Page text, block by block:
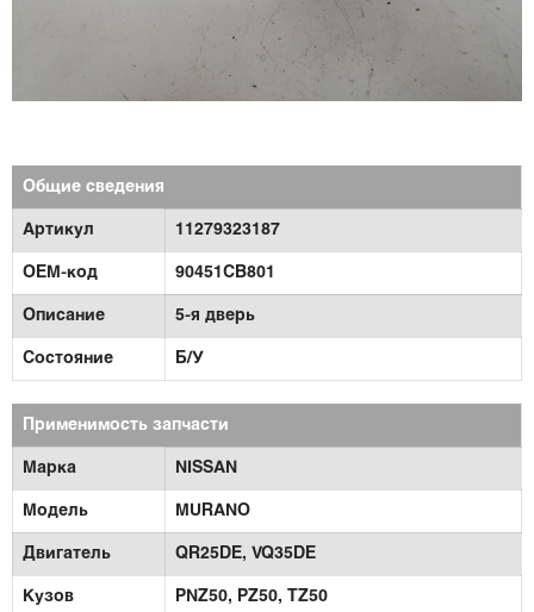
Общие сведения
Артикул 11279323187
OEM-код 90451CB801
Описание 5-я дверь
Состояние Б/У
Применимость запчасти
Марка NISSAN
Модель MURANO
Двигатель QR25DE, VQ35DE
Кузов PNZ50, PZ50, TZ50